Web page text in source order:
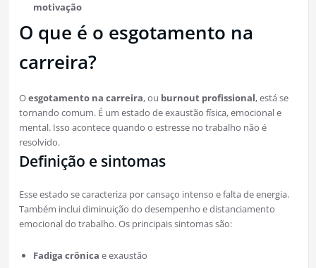
motivação
O que é o esgotamento na
carreira?
Oesgotamento na carreira, ou burnout profissional, está se
tornando comum. É um estado de exaustão física, emocional e
mental. Isso acontece quando o estresse no trabalho não é
resolvido.
Definição e sintomas
Esse estado se caracteriza por cansaço intenso e falta de energia.
Também inclui diminuição do desempenho e distanciamento
emocional do trabalho. Os principais sintomas são:
Fadiga crônica e exaustão